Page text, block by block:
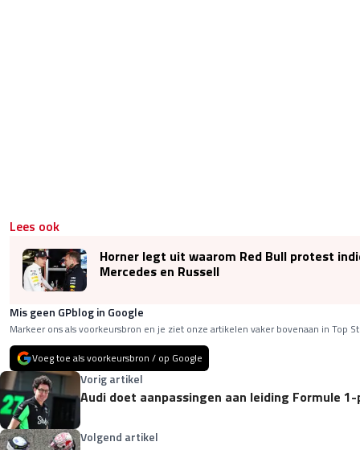
Lees ook
Horner legt uit waarom Red Bull protest
Mercedes en Russell
Mis geen GPblog in Google
Markeer ons als voorkeursbron en je ziet onze artikelen vaker bovenaan in Top
Voeg toe als voorkeursbron / op Google
Vorig artikel
Audi doet aanpassingen aan leiding Formule
Volgend artikel